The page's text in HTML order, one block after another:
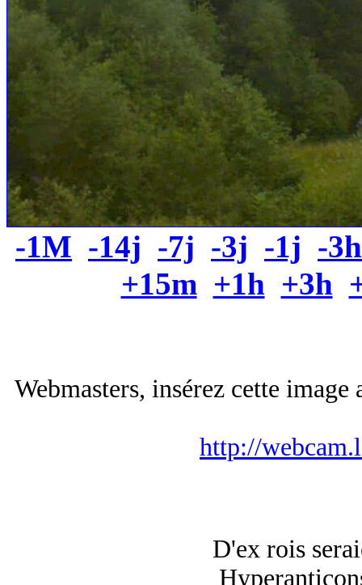
-1M -14j -7j -3j -1j -3h
+15m +1h +3h
Webmasters, insérez cette
http://
D'ex rois